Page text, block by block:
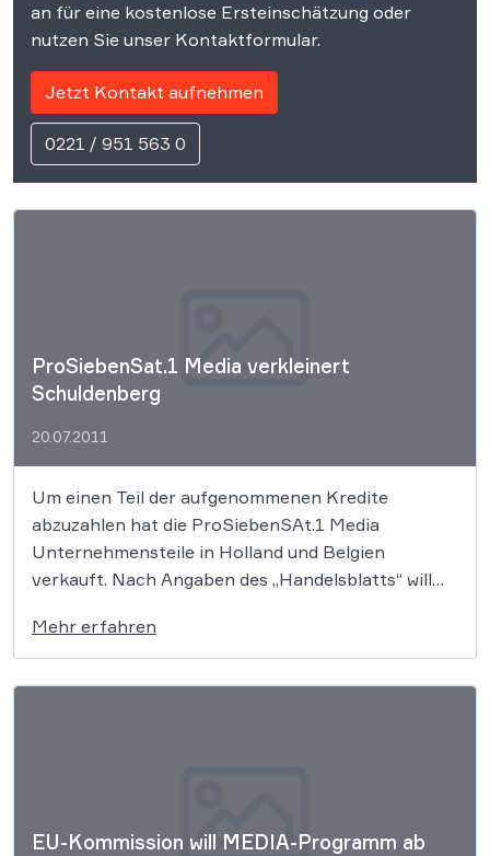
an für eine kostenlose Ersteinschätzung oder
nutzen Sie unser Kontaktformular.
Jetzt Kontakt aufnehmen
0221 / 951 563 0
ProSiebenSat.1 Media verkleinert
Schuldenberg
20.07.2011
Um einen Teil der aufgenommenen Kredite
abzuzahlen hat die ProSiebenSAt.1 Media
Unternehmensteile in Holland und Belgien
verkauft. Nach Angaben des „Handelsblatts“ will
Festzins-Darlehens vorzeitig tilgen. Die
verbleibenden Kredite in Höhe von 2,4 Mrd. Euro
müssen bis zum Juli 2014 und Juli […]
Mehr erfahren
EU-Kommission will MEDIA-Programm ab